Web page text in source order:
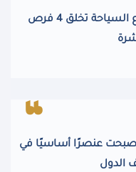
كل فرصة عمل مباشرة في قطاع السياحة تخلق 4 فرص
أصبحت عنصرًا أساسيًا في
الدول